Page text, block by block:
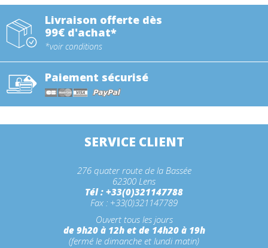
Livraison offerte dès
99€ d'achat*
*voir conditions
Paiement sécurisé
SERVICE CLIENT
276 quater route de la Bassée
62300 Lens
Tél : +33(0)321147788
Fax : +33(0)321147789
Ouvert tous les jours
de 9h20 à 12h et de 14h20 à 19h
(fermé le dimanche et lundi matin)